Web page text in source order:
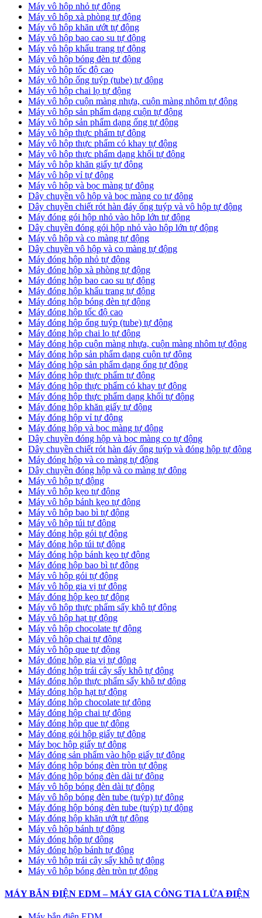
Máy vô hộp nhỏ tự động
Máy vô hộp xà phòng tự động
Máy vô hộp khăn ướt tự động
Máy vô hộp bao cao su tự động
Máy vô hộp khẩu trang tự động
Máy vô hộp bóng đèn tự động
Máy vô hộp tốc độ cao
Máy vô hộp ống tuýp (tube) tự động
Máy vô hộp chai lọ tự động
Máy vô hộp cuộn màng nhựa, cuộn màng nhôm tự động
Máy vô hộp sản phẩm dạng cuộn tự động
Máy vô hộp sản phẩm dạng ống tự động
Máy vô hộp thực phẩm tự động
Máy vô hộp thực phẩm có khay tự động
Máy vô hộp thực phẩm dạng khối tự động
Máy vô hộp khăn giấy tự động
Máy vô hộp vỉ tự động
Máy vô hộp và bọc màng tự động
Dây chuyền vô hộp và bọc màng co tự động
Dây chuyền chiết rót hàn đáy ống tuýp và vô hộp tự động
Máy đóng gói hộp nhỏ vào hộp lớn tự động
Dây chuyền đóng gói hộp nhỏ vào hộp lớn tự động
Máy vô hộp và co màng tự động
Dây chuyền vô hộp và co màng tự động
Máy đóng hộp nhỏ tự động
Máy đóng hộp xà phòng tự động
Máy đóng hộp bao cao su tự động
Máy đóng hộp khẩu trang tự động
Máy đóng hộp bóng đèn tự động
Máy đóng hộp tốc độ cao
Máy đóng hộp ống tuýp (tube) tự động
Máy đóng hộp chai lọ tự động
Máy đóng hộp cuộn màng nhựa, cuộn màng nhôm tự động
Máy đóng hộp sản phẩm dạng cuộn tự động
Máy đóng hộp sản phẩm dạng ống tự động
Máy đóng hộp thực phẩm tự động
Máy đóng hộp thực phẩm có khay tự động
Máy đóng hộp thực phẩm dạng khối tự động
Máy đóng hộp khăn giấy tự động
Máy đóng hộp vỉ tự động
Máy đóng hộp và bọc màng tự động
Dây chuyền đóng hộp và bọc màng co tự động
Dây chuyền chiết rót hàn đáy ống tuýp và đóng hộp tự động
Máy đóng hộp và co màng tự động
Dây chuyền đóng hộp và co màng tự động
Máy vô hộp tự động
Máy vô hộp kẹo tự động
Máy vô hộp bánh kẹo tự động
Máy vô hộp bao bì tự động
Máy vô hộp túi tự động
Máy đóng hộp gói tự động
Máy đóng hộp túi tự động
Máy đóng hộp bánh kẹo tự động
Máy đóng hộp bao bì tự động
Máy vô hộp gói tự động
Máy vô hộp gia vị tự động
Máy đóng hộp kẹo tự động
Máy vô hộp thực phẩm sấy khô tự động
Máy vô hộp hạt tự động
Máy vô hộp chocolate tự động
Máy vô hộp chai tự động
Máy vô hộp que tự động
Máy đóng hộp gia vị tự động
Máy đóng hộp trái cây sấy khô tự động
Máy đóng hộp thực phẩm sấy khô tự động
Máy đóng hộp hạt tự động
Máy đóng hộp chocolate tự động
Máy đóng hộp chai tự động
Máy đóng hộp que tự động
Máy đóng gói hộp giấy tự động
Máy bọc hộp giấy tự động
Máy đóng sản phẩm vào hộp giấy tự động
Máy đóng hộp bóng đèn tròn tự động
Máy đóng hộp bóng đèn dài tự động
Máy vô hộp bóng đèn dài tự động
Máy vô hộp bóng đèn tube (tuýp) tự động
Máy đóng hộp bóng đèn tube (tuýp) tự động
Máy đóng hộp khăn ướt tự động
Máy vô hộp bánh tự động
Máy đóng hộp tự động
Máy đóng hộp bánh tự động
Máy vô hộp trái cây sấy khô tự động
Máy vô hộp bóng đèn tròn tự động
MÁY BẮN ĐIỆN EDM – MÁY GIA CÔNG TIA LỬA ĐIỆN